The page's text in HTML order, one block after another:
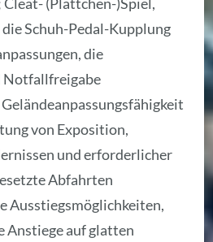
Schuh-Pedal-Kupplung
die
Notfallfreigabe
von Exposition,
und erforderlicher
Abfahrten
Ausstiegsmöglichkeiten,
Anstiege auf glatten